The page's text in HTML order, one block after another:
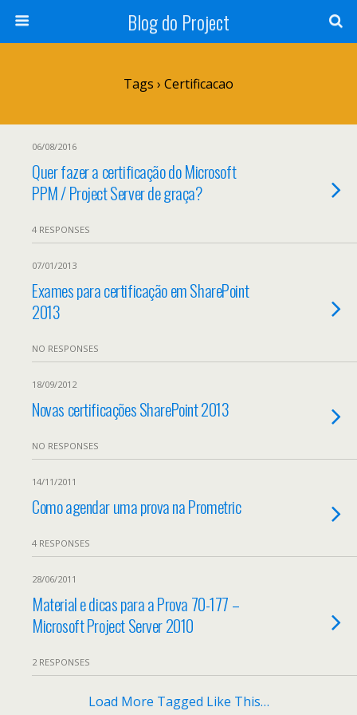
Blog do Project
Tags › Certificacao
06/08/2016
Quer fazer a certificação do Microsoft
PPM / Project Server de graça?
4 RESPONSES
07/01/2013
Exames para certificação em SharePoint
2013
NO RESPONSES
18/09/2012
Novas certificações SharePoint 2013
NO RESPONSES
14/11/2011
Como agendar uma prova na Prometric
4 RESPONSES
28/06/2011
Material e dicas para a Prova 70-177 –
Microsoft Project Server 2010
2 RESPONSES
Load More Tagged Like This…